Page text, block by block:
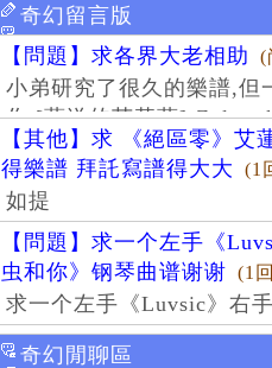
奇幻留言版
【問題】求各界大老相助
(
小弟研究了很久的樂譜,但
作 [葬送的芙莉蓮]-
【其他】求 《絕區零》艾
得樂譜 拜託寫譜得大大
(1
如提
【問題】求一个左手《
虫和你》钢琴曲谱谢谢 (1
求一个左手《Luvsic》右
奇幻閒聊區